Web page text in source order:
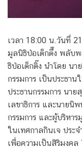
เวลา 18:00 น.วันที่
มูลนิธิป่อเต็กตึ๊ง พลับพ
ธิป่อเต็กติ๊ง นำโดย นา
กรรมการ เป็นประธา
ประธานกรรมการ นาย
เลขาธิการ และนายนิ
กรรมการ และผู้บริหา
ในเทศกาลกินเจ ประ
เพื่อความเป็นสิริมงคล